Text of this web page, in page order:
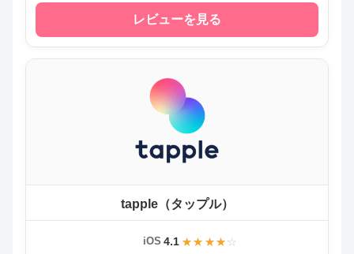
レビューを見る
tapple（タップル）
iOS 4.1